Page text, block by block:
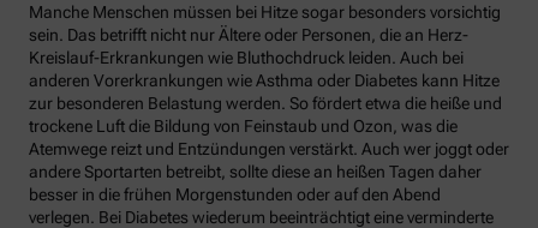
Manche Menschen müssen bei Hitze sogar besonders vorsichtig
sein. Das betrifft nicht nur Ältere oder Personen, die an Herz-
Kreislauf-Erkrankungen wie Bluthochdruck leiden. Auch bei
anderen Vorerkrankungen wie Asthma oder Diabetes kann Hitze
zur besonderen Belastung werden. So fördert etwa die heiße und
trockene Luft die Bildung von Feinstaub und Ozon, was die
Atemwege reizt und Entzündungen verstärkt. Auch wer joggt oder
andere Sportarten betreibt, sollte diese an heißen Tagen daher
besser in die frühen Morgenstunden oder auf den Abend
verlegen. Bei Diabetes wiederum beeinträchtigt eine verminderte